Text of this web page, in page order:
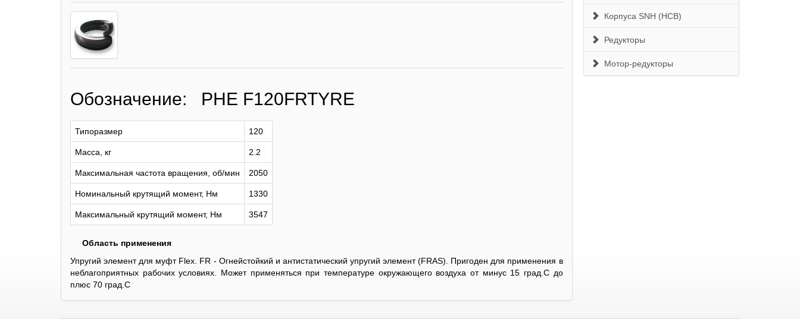
Обозначение: PHE F120FRTYRE
Типоразмер 120
Масса, кг 2.2
Максимальная частота вращения, об/мин 2050
Номинальный крутящий момент, Нм 1330
Максимальный крутящий момент, Нм 3547
Область применения
Упругий элемент для муфт Flex. FR - Огнейстойкий и антистатический упругий элемент (FRAS). Пригоден для применения в
неблагоприятных рабочих условиях. Может применяться при температуре окружающего воздуха от минус 15 град.С до
плюс 70 град.С
Корпуса SNH (HCB)
Редукторы
Мотор-редукторы